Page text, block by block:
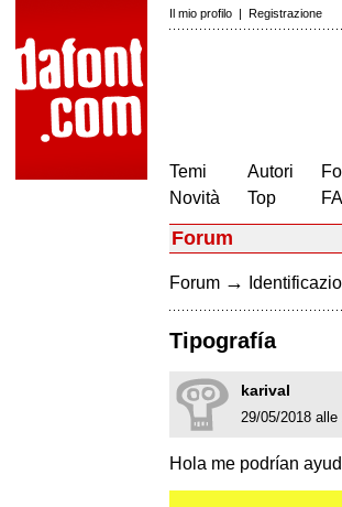
Il mio profilo | Registrazione
Temi
Novità
Autori
Top
Forum
Forum →
Tipografía
karival
29/05/2018 alle
Hola me podrían